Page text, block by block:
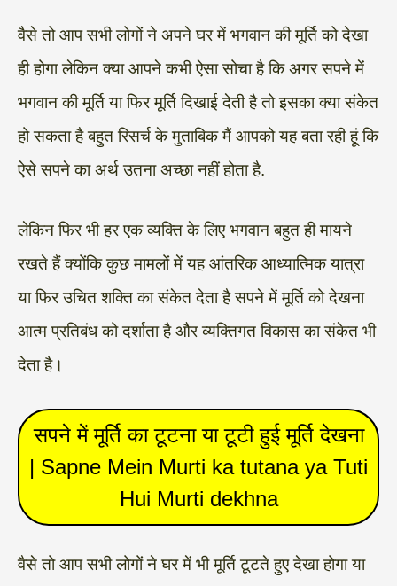
वैसे तो आप सभी लोगों ने अपने घर में भगवान की मूर्ति को देखा
ही होगा लेकिन क्या आपने कभी ऐसा सोचा है कि अगर सपने में
भगवान की मूर्ति या फिर मूर्ति दिखाई देती है तो इसका क्या संकेत
हो सकता है बहुत रिसर्च के मुताबिक मैं आपको यह बता रही हूं कि
ऐसे सपने का अर्थ उतना अच्छा नहीं होता है.
लेकिन फिर भी हर एक व्यक्ति के लिए भगवान बहुत ही मायने
रखते हैं क्योंकि कुछ मामलों में यह आंतरिक आध्यात्मिक यात्रा
या फिर उचित शक्ति का संकेत देता है सपने में मूर्ति को देखना
आत्म प्रतिबंध को दर्शाता है और व्यक्तिगत विकास का संकेत भी
देता है।
सपने में मूर्ति का टूटना या टूटी हुई मूर्ति देखना
| Sapne Mein Murti ka tutana ya Tuti
Hui Murti dekhna
वैसे तो आप सभी लोगों ने घर में भी मूर्ति टूटते हुए देखा होगा या